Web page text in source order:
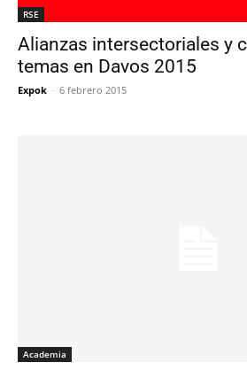
RSE
Alianzas intersectoriales y
temas en Davos 2015
Expok - 6 febrero 2015
Academia